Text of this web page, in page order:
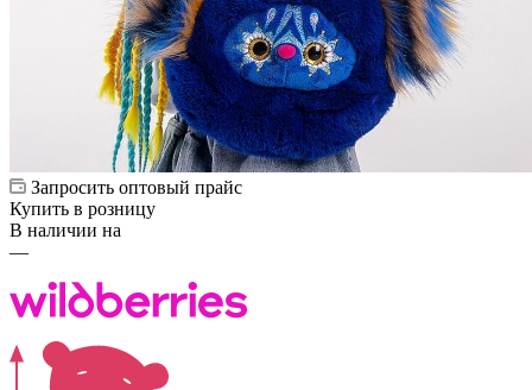
Запросить оптовый прайс
Купить в розницу
В наличии на
—